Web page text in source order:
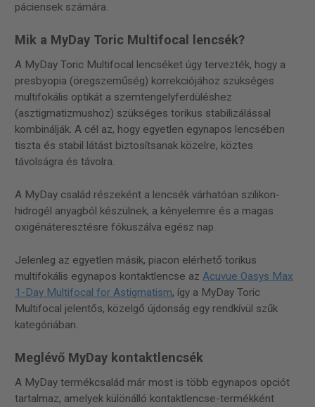
páciensek számára.
Mik a MyDay Toric Multifocal lencsék?
A MyDay Toric Multifocal lencséket úgy tervezték, hogy a
presbyopia (öregszeműség) korrekciójához szükséges
multifokális optikát a szemtengelyferdüléshez
(asztigmatizmushoz) szükséges torikus stabilizálással
kombinálják. A cél az, hogy egyetlen egynapos lencsében
tiszta és stabil látást biztosítsanak közelre, köztes
távolságra és távolra.
A MyDay család részeként a lencsék várhatóan szilikon-
hidrogél anyagból készülnek, a kényelemre és a magas
oxigénáteresztésre fókuszálva egész nap.
Jelenleg az egyetlen másik, piacon elérhető torikus
multifokális egynapos kontaktlencse az Acuvue Oasys Max
1-Day Multifocal for Astigmatism, így a MyDay Toric
Multifocal jelentős, közelgő újdonság egy rendkívül szűk
kategóriában.
Meglévő MyDay kontaktlencsék
A MyDay termékcsalád már most is több egynapos opciót
tartalmaz, amelyek különálló kontaktlencse-termékként